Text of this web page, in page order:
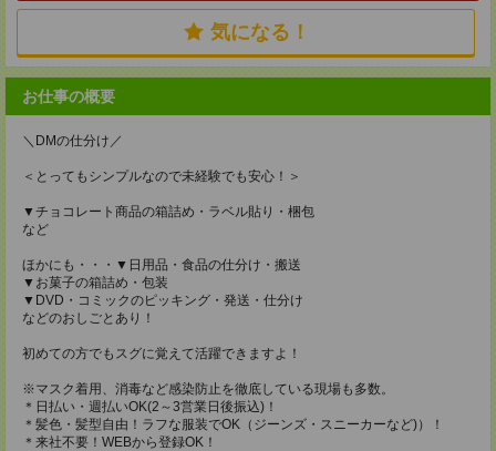
気になる！
お仕事の概要
＼DMの仕分け／
＜とってもシンプルなので未経験でも安心！＞
▼チョコレート商品の箱詰め・ラベル貼り・梱包
など
ほかにも・・・▼日用品・食品の仕分け・搬送
▼お菓子の箱詰め・包装
▼DVD・コミックのピッキング・発送・仕分け
などのおしごとあり！
初めての方でもスグに覚えて活躍できますよ！
※マスク着用、消毒など感染防止を徹底している現場も多数。
＊日払い・週払いOK(2～3営業日後振込)！
＊髪色・髪型自由！ラフな服装でOK（ジーンズ・スニーカーなど)）！
＊来社不要！WEBから登録OK！